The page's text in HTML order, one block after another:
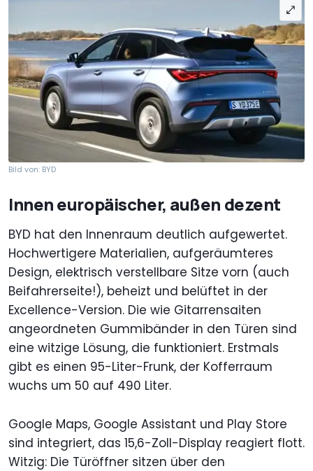
Bild von: BYD
Innen europäischer, außen dezent
BYD hat den Innenraum deutlich aufgewertet.
Hochwertigere Materialien, aufgeräumteres
Design, elektrisch verstellbare Sitze vorn (auch
Beifahrerseite!), beheizt und belüftet in der
Excellence-Version. Die wie Gitarrensaiten
angeordneten Gummibänder in den Türen sind
eine witzige Lösung, die funktioniert. Erstmals
gibt es einen 95-Liter-Frunk, der Kofferraum
wuchs um 50 auf 490 Liter.
Google Maps, Google Assistant und Play Store
sind integriert, das 15,6-Zoll-Display reagiert flott.
Witzig: Die Türöffner sitzen über den